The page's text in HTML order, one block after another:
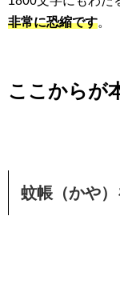
非常に恐縮です。
ここからが
蚊帳（かや